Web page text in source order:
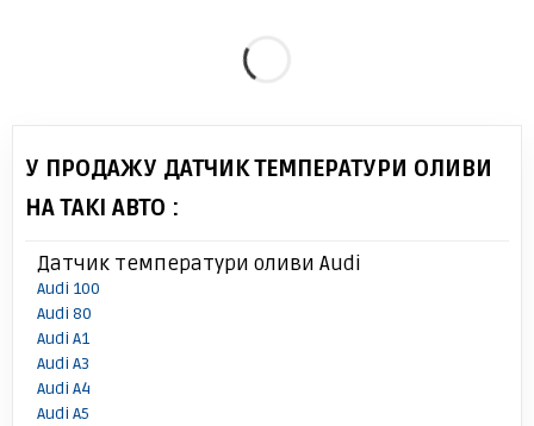
У ПРОДАЖУ ДАТЧИК ТЕМПЕРАТУРИ ОЛИВИ
НА ТАКІ АВТО :
Датчик температури оливи Audi
Audi 100
Audi 80
Audi A1
Audi A3
Audi A4
Audi A5